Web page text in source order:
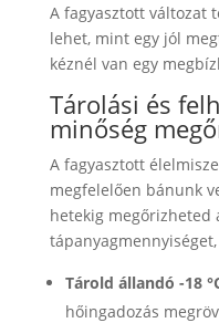
A fagyasztott változat
lehet, mint egy jól
kéznél van egy
Tárolási és
minőség
A fagyasztott
megfelelően bánunk
hetekig megőrizheted
Tárold állandó -18
hőingadozás